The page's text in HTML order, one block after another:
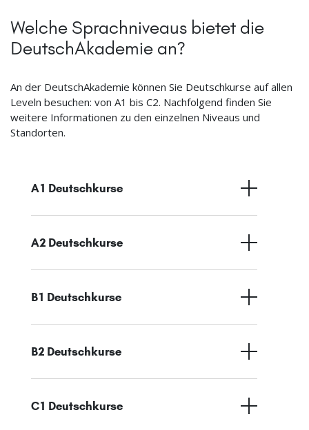
Welche Sprachniveaus bietet die
DeutschAkademie an?
An der DeutschAkademie können Sie Deutschkurse auf allen
Leveln besuchen: von A1 bis C2. Nachfolgend finden Sie
weitere Informationen zu den einzelnen Niveaus und
Standorten.
A1 Deutschkurse
A2 Deutschkurse
B1 Deutschkurse
B2 Deutschkurse
C1 Deutschkurse